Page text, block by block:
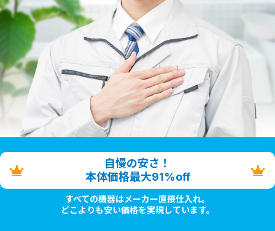
自慢の安さ！
本体価格最大91%off
すべての機器はメーカー直接仕入れ。
どこよりも安い価格を実現しています。